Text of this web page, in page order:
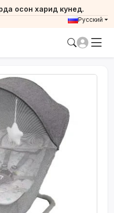
осон харид кунед.
Русский